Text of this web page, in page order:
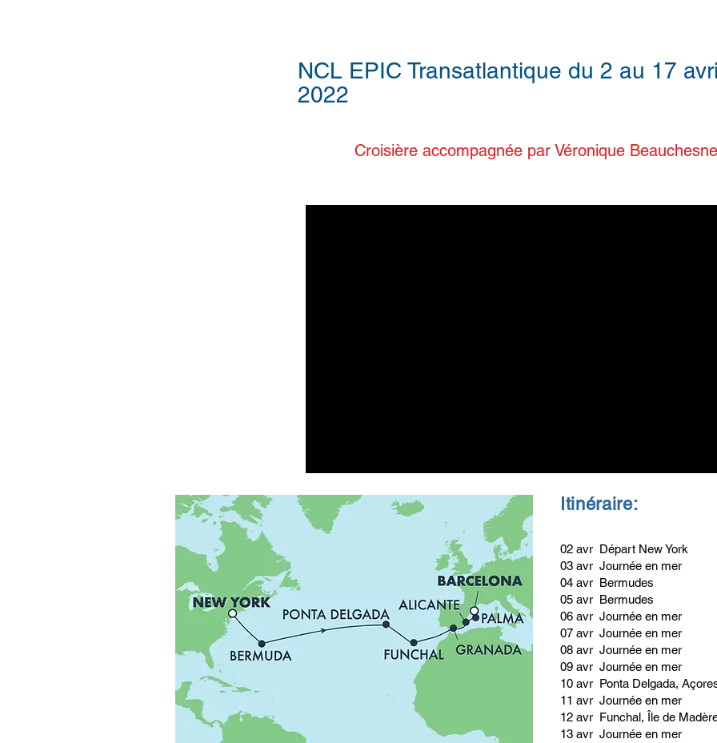
NCL EPIC Transatlantique du 2 au 17
2022
Croisière accompagnée par Véronique Beauchesne
Itinéraire:
02 avr Départ New York
03 avr Journée en mer
04 avr Bermudes
05 avr Bermudes
06 avr Journée en mer
07 avr Journée en mer
08 avr Journée en mer
09 avr Journée en mer
10 avr Ponta Delgada,
11 avr Journée en mer
12 avr Funchal, Île de
13 avr Journée en mer